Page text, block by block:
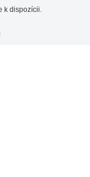
k dispozícii.